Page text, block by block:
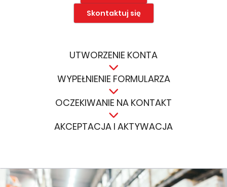
Skontaktuj się
UTWORZENIE KONTA
WYPEŁNIENIE FORMULARZA
OCZEKIWANIE NA KONTAKT
AKCEPTACJA I AKTYWACJA